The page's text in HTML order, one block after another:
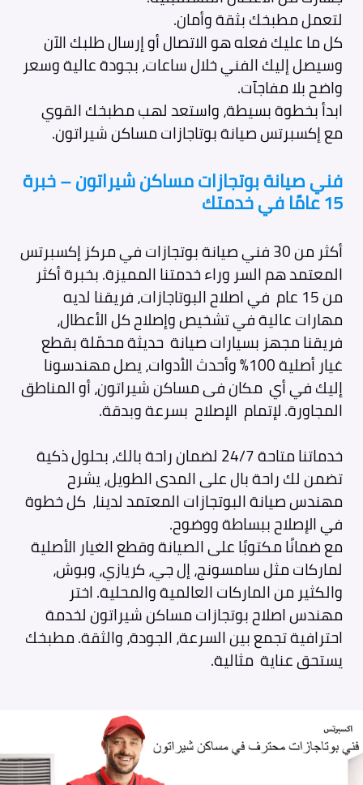
لتعمل مطبخك بثقة وأمان.
كل ما عليك فعله هو الاتصال أو إرسال طلبك الآن
وسيصل إليك الفني خلال ساعات، بجودة عالية وسعر
واضح بلا مفاجآت.
ابدأ بخطوة بسيطة، واستعد لهب مطبخك القوي
مع إكسبرتس صيانة بوتاجازات مساكن شيراتون.
فني صيانة بوتجازات مساكن شيراتون – خبرة
15 عامًا في خدمتك
أكثر من 30 فني صيانة بوتجازات في مركز إكسبرتس
المعتمد هم السر وراء خدمتنا المميزة. بخبرة أكثر
من 15 عام في اصلاح البوتاجازات، فريقنا لديه
مهارات عالية في تشخيص وإصلاح كل الأعطال،
فريقنا مجهز بسيارات صيانة حديثة محمّلة بقطع
غيار أصلية 100% وأحدث الأدوات، يصل مهندسونا
إليك في أي مكان فىمساكن شيراتون، أو المناطق
المجاورة. لإتمام الإصلاح بسرعة وبدقة.
خدماتنا متاحة 24/7 لضمان راحة بالك، بحلول ذكية
تضمن لك راحة بال على المدى الطويل، يشرح
مهندس صيانة البوتجازات المعتمد لدينا، كل خطوة
في الإصلاح ببساطة ووضوح.
مع ضمانًا مكتوبًا على الصيانة وقطع الغيار الأصلية
لماركات مثل سامسونج، إل جي، كريازي، وبوش،
والكثير من الماركات العالمية والمحلية. اختر
مهندس اصلاح بوتجازات مساكن شيراتون لخدمة
احترافية تجمع بين السرعة، الجودة، والثقة. مطبخك
يستحق عناية مثالية.